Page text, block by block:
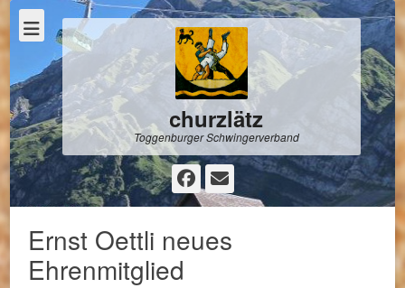
churzlätz
Toggenburger Schwingerverband
Facebook
E-
Mail
Ernst Oettli neues
Ehrenmitglied